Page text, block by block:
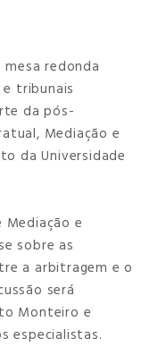
redonda
tribunais
da pós-
Mediação e
da Universidade
e
sobre as
a arbitragem e o
será
Monteiro e
especialistas.